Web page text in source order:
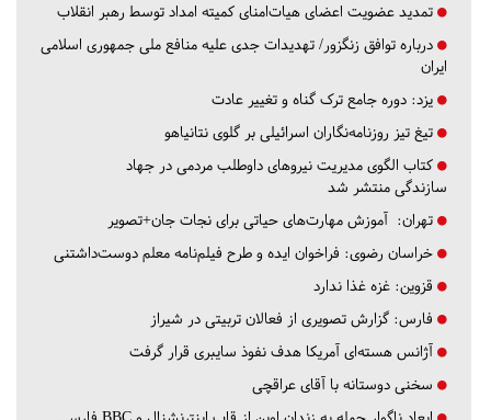
تمدید عضویت اعضای هیات‌امنای کمیته امداد توسط رهبر انقلاب
درباره توافق زنگزور/ تهدیدات جدی علیه منافع ملی جمهوری اسلامی
ایران
یزد: دوره جامع ترک گناه و تغییر عادت
تیغ تیز روزنامه‌نگاران اسرائیلی بر گلوی نتانیاهو
کتاب الگوی مدیریت نیروهای داوطلب مردمی در جهاد
سازندگی منتشر شد
تهران: آموزش مهارت‌های حیاتی برای نجات جان+تصویر
خراسان رضوی: فراخوان ایده و طرح فیلم‌نامه معلم دوست‌داشتنی
قزوین: غزه غذا ندارد
فارس: گزارش تصویری از فعالان تربیتی در شیراز
آژانس هسته‌ای آمریکا هدف نفوذ سایبری قرار گرفت
سخنی دوستانه با آقای عراقچی